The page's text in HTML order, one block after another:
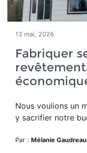
13 mai, 2026
Fabriquer
Nous voulions un
y sacrifier notre
Par : Mélanie